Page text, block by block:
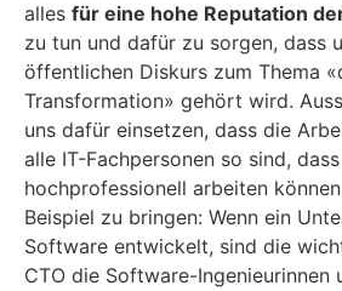
alles für eine hohe Reputation
zu tun und dafür zu sorgen, dass
öffentlichen Diskurs zum Thema
Transformation» gehört wird.
uns dafür einsetzen, dass die
alle IT-Fachpersonen so sind,
hochprofessionell arbeiten
Beispiel zu bringen: Wenn ein
Software entwickelt, sind die
CTO die Software-Ingenieurinnen